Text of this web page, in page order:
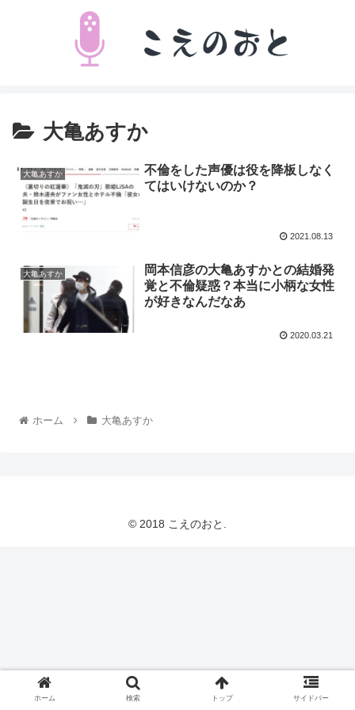
大亀あすか
大亀あすか
不倫をした声優は役を降板しなく
てはいけないのか？
2021.08.13
大亀あすか
岡本信彦の大亀あすかとの結婚発
覚と不倫疑惑？本当に小柄な女性
が好きなんだなあ
2020.03.21
ホーム 大亀あすか
© 2018 こえのおと.
ホーム 検索 トップ サイドバー